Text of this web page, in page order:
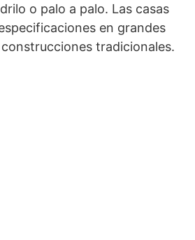
o palo a palo. Las casas
en grandes
tradicionales.